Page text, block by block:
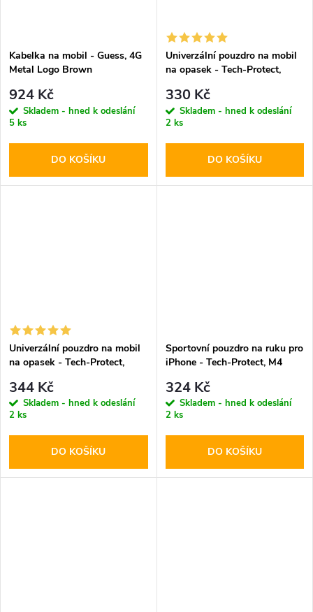
Kabelka na mobil - Guess, 4G
Metal Logo Brown
924 Kč
Skladem - hned k odeslání
5 ks
DO KOŠÍKU
Univerzální pouzdro na mobil
na opasek - Tech-Protect,
330 Kč
Skladem - hned k odeslání
2 ks
DO KOŠÍKU
Univerzální pouzdro na mobil
na opasek - Tech-Protect,
344 Kč
Skladem - hned k odeslání
2 ks
DO KOŠÍKU
Sportovní pouzdro na ruku pro
iPhone - Tech-Protect, M4
324 Kč
Skladem - hned k odeslání
2 ks
DO KOŠÍKU